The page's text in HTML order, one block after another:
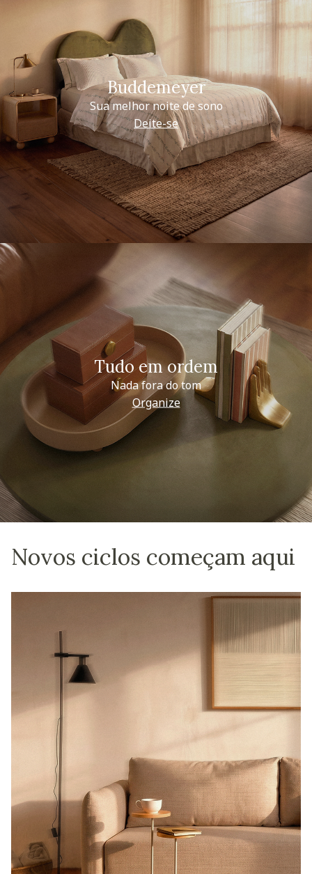
Buddemeyer
Sua melhor noite de sono
Deite-se
Tudo em ordem
Nada fora do tom
Organize
Novos ciclos começam aqui